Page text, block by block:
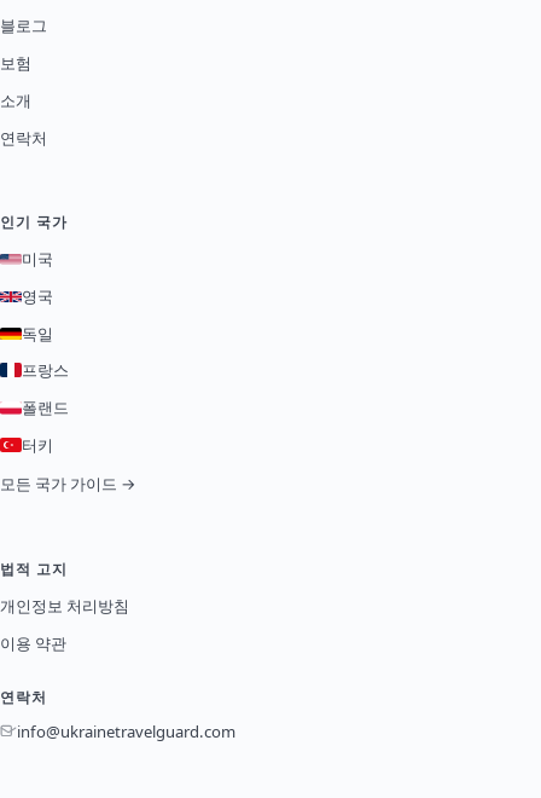
블로그
보험
소개
연락처
인기 국가
미국
영국
독일
프랑스
폴랜드
터키
모든 국가 가이드 →
법적 고지
개인정보 처리방침
이용 약관
연락처
info@ukrainetravelguard.com